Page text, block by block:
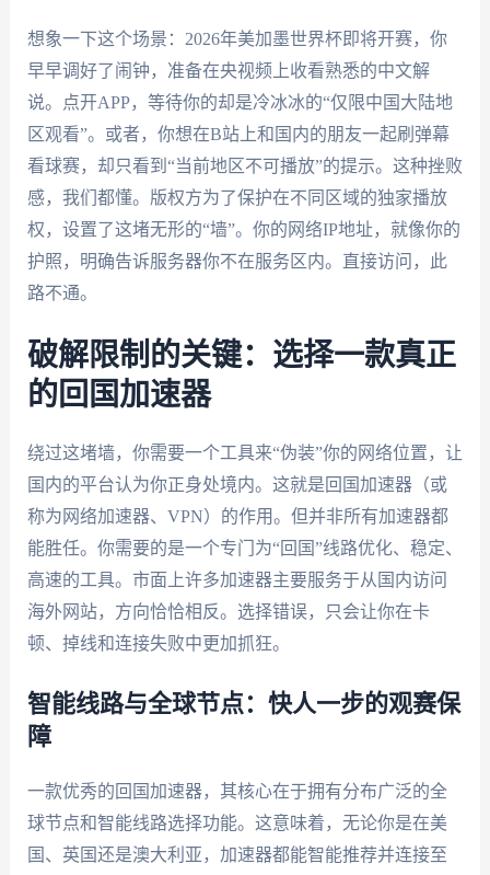
想象一下这个场景：2026年美加墨世界杯即将开赛，你
早早调好了闹钟，准备在央视频上收看熟悉的中文解
说。点开APP，等待你的却是冷冰冰的“仅限中国大陆地
区观看”。或者，你想在B站上和国内的朋友一起刷弹幕
看球赛，却只看到“当前地区不可播放”的提示。这种挫败
感，我们都懂。版权方为了保护在不同区域的独家播放
权，设置了这堵无形的“墙”。你的网络IP地址，就像你的
护照，明确告诉服务器你不在服务区内。直接访问，此
路不通。
破解限制的关键：选择一款真正
的回国加速器
绕过这堵墙，你需要一个工具来“伪装”你的网络位置，让
国内的平台认为你正身处境内。这就是回国加速器（或
称为网络加速器、VPN）的作用。但并非所有加速器都
能胜任。你需要的是一个专门为“回国”线路优化、稳定、
高速的工具。市面上许多加速器主要服务于从国内访问
海外网站，方向恰恰相反。选择错误，只会让你在卡
顿、掉线和连接失败中更加抓狂。
智能线路与全球节点：快人一步的观赛保
障
一款优秀的回国加速器，其核心在于拥有分布广泛的全
球节点和智能线路选择功能。这意味着，无论你是在美
国、英国还是澳大利亚，加速器都能智能推荐并连接至